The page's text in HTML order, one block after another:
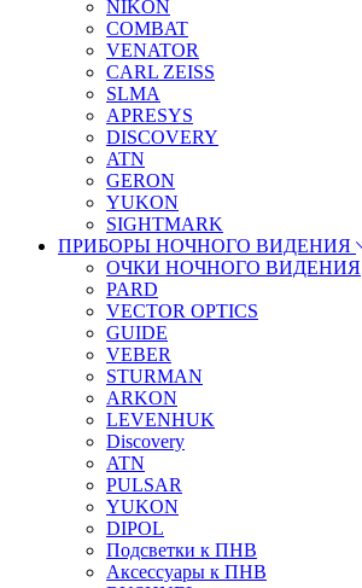
NIKON
COMBAT
VENATOR
CARL ZEISS
SLMA
APRESYS
DISCOVERY
ATN
GERON
YUKON
SIGHTMARK
ПРИБОРЫ НОЧНОГО ВИДЕНИЯ
ОЧКИ НОЧНОГО ВИДЕНИЯ
PARD
VECTOR OPTICS
GUIDE
VEBER
STURMAN
ARKON
LEVENHUK
Discovery
ATN
PULSAR
YUKON
DIPOL
Подсветки к ПНВ
Аксессуары к ПНВ